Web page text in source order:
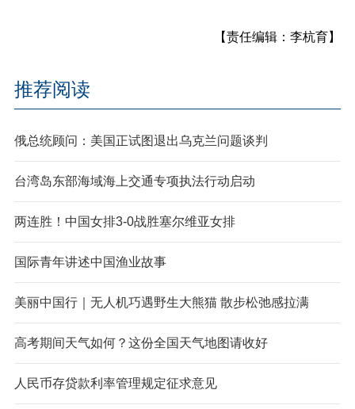
【责任编辑：李杭育】
推荐阅读
俄总统顾问：美国正试图退出乌克兰问题谈判
台湾岛东部海域海上交通专项执法行动启动
两连胜！中国女排3-0战胜塞尔维亚女排
国际青年讲述中国渔业故事
美丽中国行｜无人机巧遇野生大熊猫 散步松弛感拉满
高考期间天气如何？这份全国天气地图请收好
人民币存贷款利率管理规定征求意见